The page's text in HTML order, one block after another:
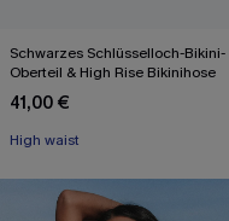
Schwarzes Schlüsselloch-Bikini-
Oberteil & High Rise Bikinihose
41,00 €
High waist